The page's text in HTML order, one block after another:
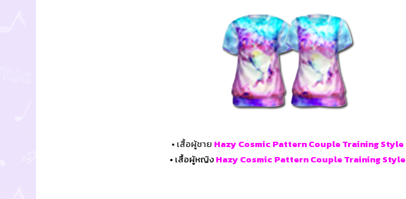
• เสื้อผู้ชาย Hazy Cosmic Pattern Couple Training Style
• เสื้อผู้หญิงHazy Cosmic Pattern Couple Training Style